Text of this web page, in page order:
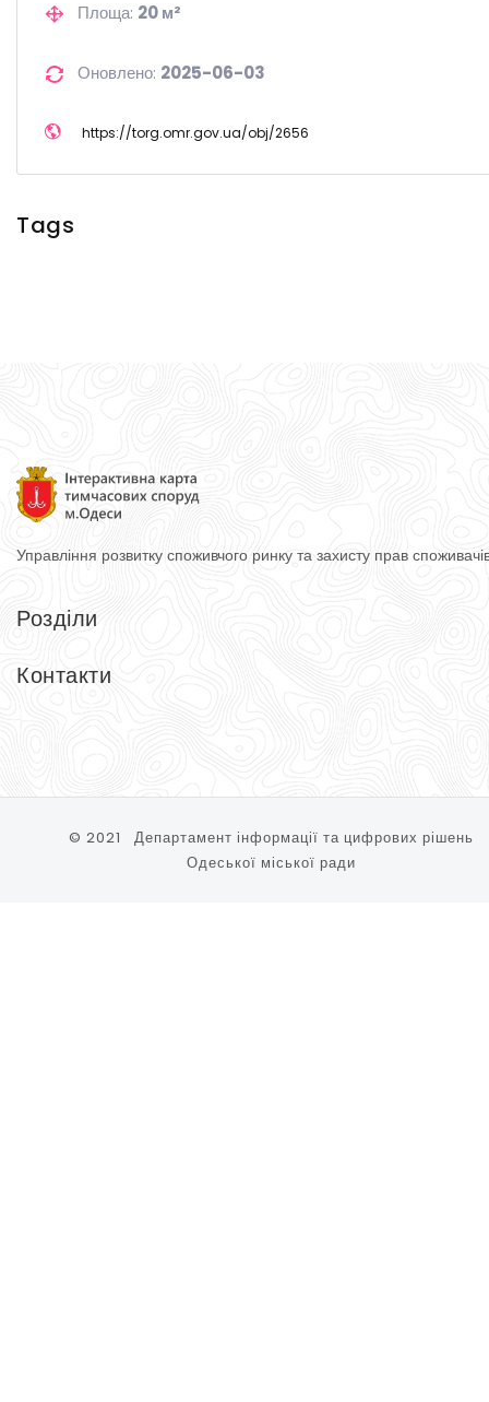
Площа: 20 м²
Оновлено: 2025-06-03
https://torg.omr.gov.ua/obj/2656
Tags
Управління розвитку споживчого ринку та захисту прав
Розділи
Довідник
Контакти
© 2021 Департамент інформації та цифрових рішень
Одеської міської ради